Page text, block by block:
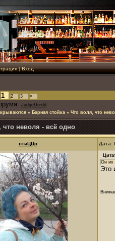
|Вход
1 2 3 »
JudgeDredd
» Барная стойка » Что воля, что
что неволя - всё одно
птиЦЦо Дата:
Он их
Это